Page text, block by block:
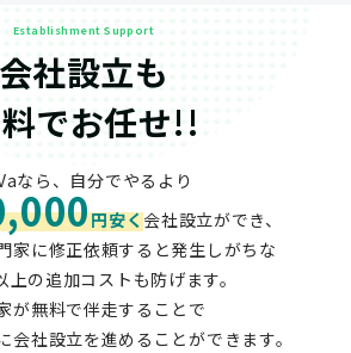
Establishment Support
会社設立も
でお任せ!!
なら、自分でやるより
円安く会社設立ができ、
家に修正依頼すると発生しがちな
上の追加コストも防げます。
が無料で伴走することで
会社設立を進めることができます。